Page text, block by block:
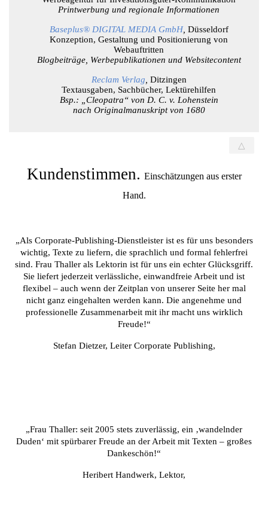
Printwerbung und regionale Informationen
Baseplus® DIGITAL MEDIA GmbH, Düsseldorf
Konzeption, Gestaltung und Positionierung von
Webauftritten
Blogbeiträge, Werbepublikationen und Websitecontent
Reclam Verlag Ditzingen
Textausgaben, Sachbücher, Lektürehilfen
Bsp.: „Cleopatra“ von D. C. v. Lohenstein
nach Originalmanuskript von 1680
△
Kundenstimmen. Einschätzungen aus erster
Hand.
„Als Corporate-Publishing-Dienstleister ist es für uns besonders
wichtig, Texte zu liefern, die sprachlich und formal fehlerfrei
sind. Frau Thaller als Lektorin ist für uns ein echter Glücksgriff.
Sie liefert jederzeit verlässliche, einwandfreie Arbeit und ist
flexibel – auch wenn der Zeitplan von unserer Seite her mal
nicht ganz eingehalten werden kann. Die angenehme und
professionelle Zusammenarbeit mit ihr macht uns wirklich
Freude!“
Stefan Dietzer, Leiter Corporate Publishing,
„Frau Thaller: seit 2005 stets zuverlässig, ein ‚wandelnder
Duden‘ mit spürbarer Freude an der Arbeit mit Texten – großes
Dankeschön!“
Heribert Handwerk, Lektor,